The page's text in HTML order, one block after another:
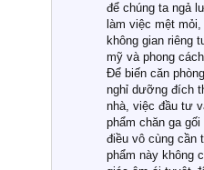
để chúng ta ngả
làm việc mệt
không gian riêng
mỹ và phong
Để biến căn
nghỉ dưỡng đích
nhà, việc đầu tư
phẩm chăn ga
điều vô cùng cần
phẩm này không